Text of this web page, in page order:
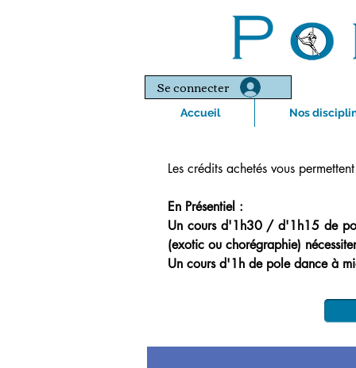
Se connecter
Accueil Nos
Les crédits achetés vous
En Présentiel :
Un cours d'1h30 / d'1h15 de
(exotic ou chorégraphie)
Un cours d'1h de pole dance à